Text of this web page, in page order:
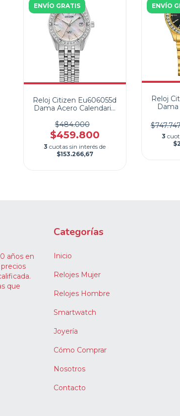
ENVÍO GRATIS
Reloj Citizen Eu606055d
Dama Acero Calendario
$484.000
$459.800
3 cuotas sin interés de
$153.266,67
ENVÍO
Reloj
3
años en
que
Categorías
Inicio
Relojes Mujer
Relojes Hombre
Smartwatch
Joyería
Cómo Comprar
Nosotros
Contacto